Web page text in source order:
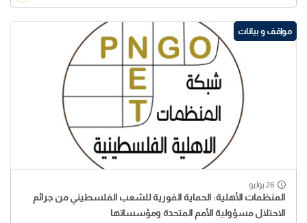
26 يوليو
المنظمات الأهلية: الحماية الفورية للشعب الفلسطيني من جرائم
الاحتلال مسؤولية الأمم المتحدة ومؤسساتها
مواقف و بيانات